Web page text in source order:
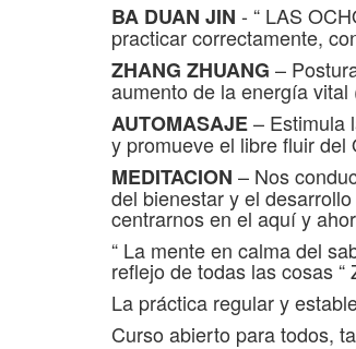
BA DUAN JIN - “ LAS
practicar correctamente,
ZHANG ZHUANG –
aumento de la energía
AUTOMASAJE– Estimula
y promueve el libre fluir del
MEDITACION – Nos
del bienestar y el
centrarnos en el aquí y
“ La mente en calma del
reflejo de todas las cosas “
La práctica regular y
Curso abierto para todos,